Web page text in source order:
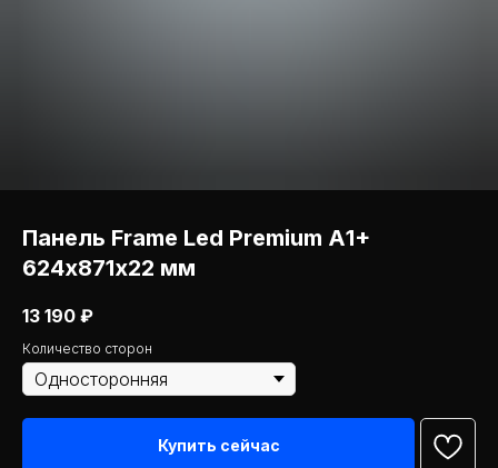
Панель Frame Led Premium А1+
624х871х22 мм
13 190 ₽
Количество сторон
Купить сейчас